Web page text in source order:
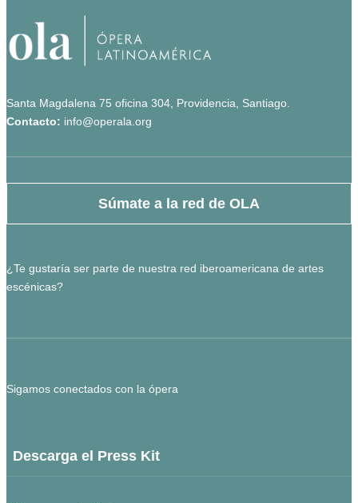
Santa Magdalena 75 oficina 304, Providencia, Santiago.
Contacto: info@operala.org
Súmate a la red de OLA
¿Te gustaría ser parte de nuestra red iberoamericana de artes
escénicas?
Sigamos conectados con la ópera
Descarga el Press Kit